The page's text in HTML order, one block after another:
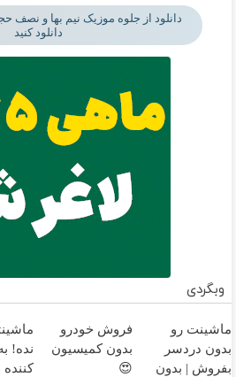
دانلود از جلوه موزیک نیم بها و
دانلود کنید
وبگردی
ماشینت رو
بدون دردسر
بفروش | بدون
فروش خودرو
بدون کمیسیون
😍
نده!